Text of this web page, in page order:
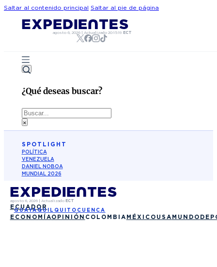
Saltar al contenido principal Saltar al pie de página
agosto 6, 2026| Actualizado 20:15:19 ECT
¿Qué deseas buscar?
Buscar
×
SPOTLIGHT
POLÍTICA
VENEZUELA
DANIEL NOBOA
MUNDIAL 2026
agosto 6, 2026| Actualizado ECT
ECUADOR
GUAYAQUIL QUITO CUENCA
ECONOMÍAOPINIÓN COLOMBIA MÉXICO USA MUNDO